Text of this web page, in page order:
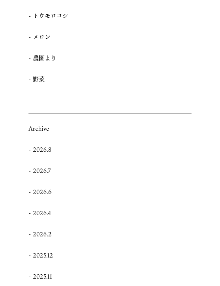
トウモロコシ
メロン
農園より
野菜
Archive
2026.8
2026.7
2026.6
2026.4
2026.2
2025.12
2025.11